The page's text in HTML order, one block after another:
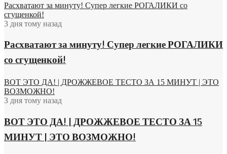
Расхватают за минуту! Супер легкие РОГАЛИКИ со
сгущенкой!
3 дня тому назад
Расхватают за минуту! Супер легкие РОГАЛИКИ
со сгущенкой!
ВОТ ЭТО ДА! | ДРОЖЖЕВОЕ ТЕСТО ЗА 15 МИНУТ | ЭТО
ВОЗМОЖНО!
3 дня тому назад
ВОТ ЭТО ДА! | ДРОЖЖЕВОЕ ТЕСТО ЗА 15
МИНУТ | ЭТО ВОЗМОЖНО!